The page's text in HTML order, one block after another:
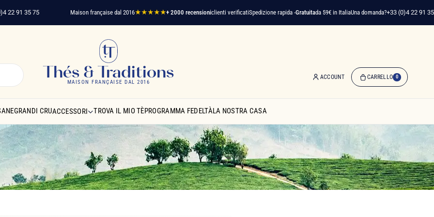
Maison française dal 2016★★★★★+ 2000 recensioniclienti verificati Spedizione rapida -Gratuitada 59€ in ItaliaUna domanda?+33 (0)4 22 91 35 75
Thés & Traditions
MAISON FRANÇAISE DAL 2016
ACCOUNT CARRELLO 0
Il
Carrello
GRANDI CRUACCESSORI TROVA IL MIO TÈPROGRAMMA FEDELTÀLA NOSTRA CASA